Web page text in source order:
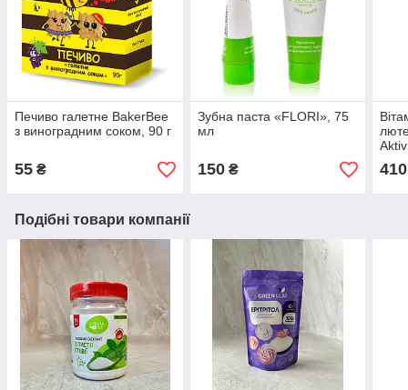
Печиво галетне BakerBee
з виноградним соком, 90 г
55 ₴
Зубна паста «FLORI», 75
мл
150₴ 410
Подібні товари компанії